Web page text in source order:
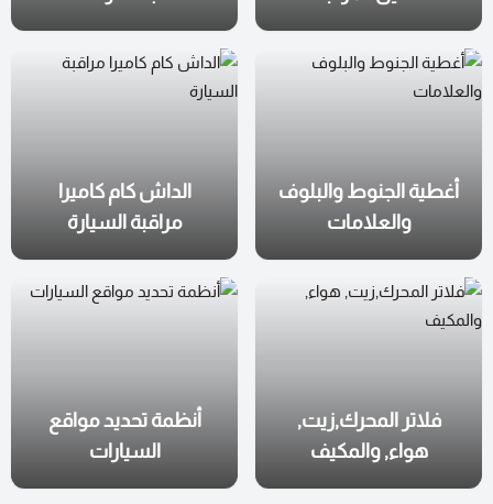
أغطية الجنوط والبلوف
والعلامات
الداش كام كاميرا
مراقبة السيارة
فلاتر المحرك,زيت,
هواء, والمكيف
أنظمة تحديد مواقع
السيارات